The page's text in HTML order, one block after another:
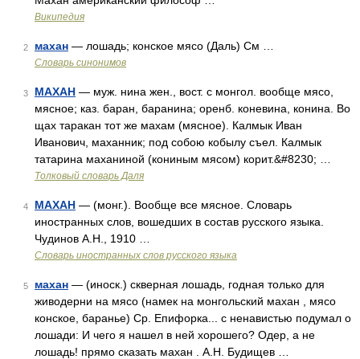
Википедия
2 махан — лошадь; конское мясо (Даль) См …
Словарь синонимов
3 МАХАН — муж. нина жен., вост. с монгол. вообще мясо,
мясное; каз. баран, баранина; оренб. коневина, конина. Во
щах таракан тот же махам (мясное). Калмык Иван
Иванович, маханник; под собою кобылу съел. Калмык
татарина маханиной (кониным мясом) корит.&#8230; …
Толковый словарь Даля
4 МАХАН — (монг.). Вообще все мясное. Словарь
иностранных слов, вошедших в состав русского языка.
Чудинов А.Н., 1910 …
Словарь иностранных слов русского языка
5 махан — (иноск.) скверная лошадь, годная только для
живодерни на мясо (намек на монгольский махан , мясо
конское, баранье) Ср. Епифорка... с ненавистью подумал о
лошади: И чего я нашел в ней хорошего? Одер, а не
лошадь! прямо сказать махан . А.Н. Будищев …